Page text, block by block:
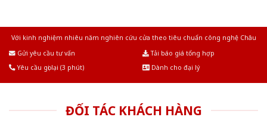
Với kinh nghiệm nhiêu năm nghiên cứu cửa theo tiêu chuẩn công nghệ Châu
Gửi yêu cầu tư vấn
Tải báo giá tổng hợp
Yêu cầu gọi lại (3 phút)
Dành cho đại lý
ĐỐI TÁC KHÁCH HÀNG